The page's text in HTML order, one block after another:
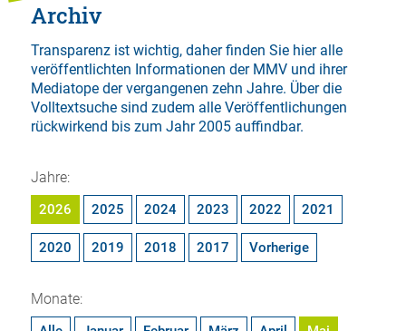
Archiv
Transparenz ist wichtig, daher finden Sie hier alle
veröffentlichten Informationen der MMV und ihrer
Mediatope der vergangenen zehn Jahre. Über die
Volltextsuchesind zudem alle Veröffentlichungen
rückwirkend bis zum Jahr 2005 auffindbar.
Jahre:
2026 2025 2024 2023 2022 2021
2020 2019 2018 2017 Vorherige
Monate: